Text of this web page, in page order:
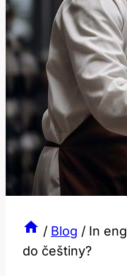
/ Blog / In
do češtiny?